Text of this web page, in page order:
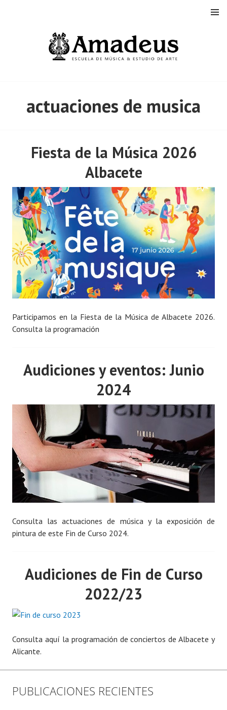
MENÚ
actuaciones de musica
Fiesta de la Música 2026
Albacete
Participamos en la Fiesta de la Música de Albacete 2026.
Consulta la programación
Audiciones y eventos: Junio
2024
Consulta las actuaciones de música y la exposición de
pintura de este Fin de Curso 2024.
Audiciones de Fin de Curso
2022/23
Consulta aquí la programación de conciertos de Albacete y
Alicante.
PUBLICACIONES RECIENTES